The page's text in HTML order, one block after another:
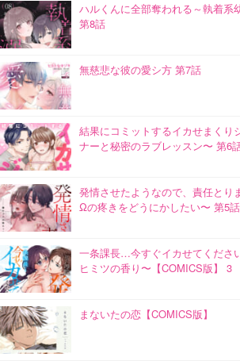
ハルくんに全部奪われる～執着系
第8話
無慈悲な彼の愛シ方 第7話
結果にコミットするイカせまくり
ナーと秘密のラブレッスン〜 第6
発情させたようなので、責任とり
Ωの疼きをどうにかしたい〜 第5話
一条課長…今すぐイカせてくださ
ヒミツの香り〜【COMICS版】 3
まないたの恋【COMICS版】